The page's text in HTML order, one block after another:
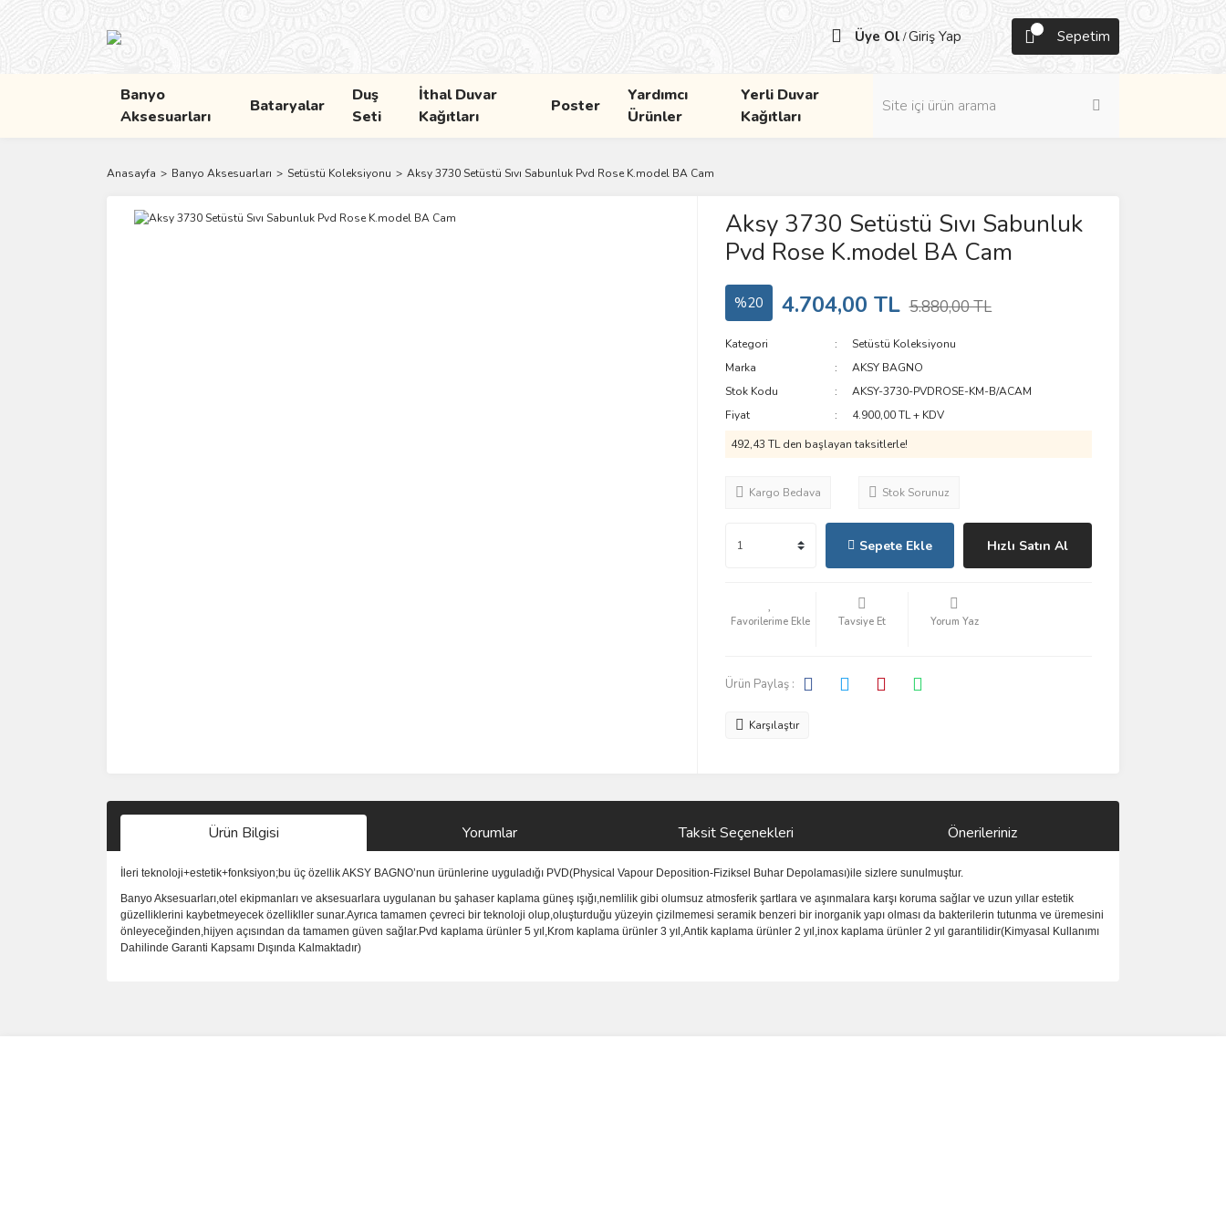
Üye Ol /Giriş Yap Sepetim
Banyo
Aksesuarları
Bataryalar
Duş
Seti
İthal Duvar
Kağıtları
Poster
Yardımcı
Ürünler
Yerli Duvar
Kağıtları
Anasayfa Banyo Aksesuarları Setüstü Koleksiyonu Aksy 3730 Setüstü Sıvı Sabunluk Pvd Rose K.model BA Cam
Aksy 3730 Setüstü Sıvı Sabunluk
Pvd Rose K.model BA Cam
%20 4.704,00 TL 5.880,00 TL
Kategori
Setüstü Koleksiyonu
Marka
AKSY BAGNO
Stok Kodu
AKSY-3730-PVDROSE-KM-B/ACAM
Fiyat
4.900,00 TL + KDV
492,43 TL den başlayan taksitlerle!
Kargo Bedava Stok Sorunuz
Sepete Ekle Hızlı Satın Al
Tavsiye Et Yorum Yaz
Ürün Paylaş :
Karşılaştır
Ürün Bilgisi Yorumlar Taksit Seçenekleri Önerileriniz
İleri teknoloji+estetik+fonksiyon;bu üç özellik AKSY BAGNO’nun ürünlerine uyguladığı PVD(Physical Vapour Deposition-Fiziksel Buhar Depolaması)ile sizlere sunulmuştur.
Banyo Aksesuarları,otel ekipmanları ve aksesuarlara uygulanan bu şahaser kaplama güneş ışığı,nemlilik gibi olumsuz atmosferik şartlara ve aşınmalara karşı koruma sağlar ve uzun yıllar estetik
güzelliklerini kaybetmeyecek özellikller sunar.Ayrıca tamamen çevreci bir teknoloji olup,oluşturduğu yüzeyin çizilmemesi seramik benzeri bir inorganik yapı olması da bakterilerin tutunma ve üremesini
önleyeceğinden,hijyen açısından da tamamen güven sağlar.Pvd kaplama ürünler 5 yıl,Krom kaplama ürünler 3 yıl,Antik kaplama ürünler 2 yıl,inox kaplama ürünler 2 yıl garantilidir(Kimyasal Kullanımı
Dahilinde Garanti Kapsamı Dışında Kalmaktadır)